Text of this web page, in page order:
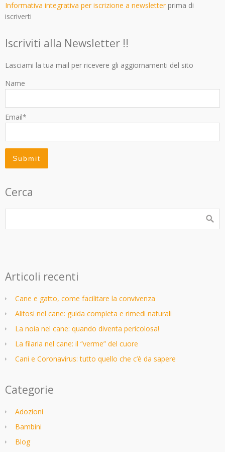
Informativa integrativa per iscrizione a newsletterprima di
iscriverti
Iscriviti alla Newsletter !!
Lasciami la tua mail per ricevere gli aggiornamenti del sito
Name
Email*
Cerca
Articoli recenti
Cane e gatto, come facilitare la convivenza
Alitosi nel cane: guida completa e rimedi naturali
La noia nel cane: quando diventa pericolosa!
La filaria nel cane: il “verme” del cuore
Cani e Coronavirus: tutto quello che c’è da sapere
Categorie
Adozioni
Bambini
Blog